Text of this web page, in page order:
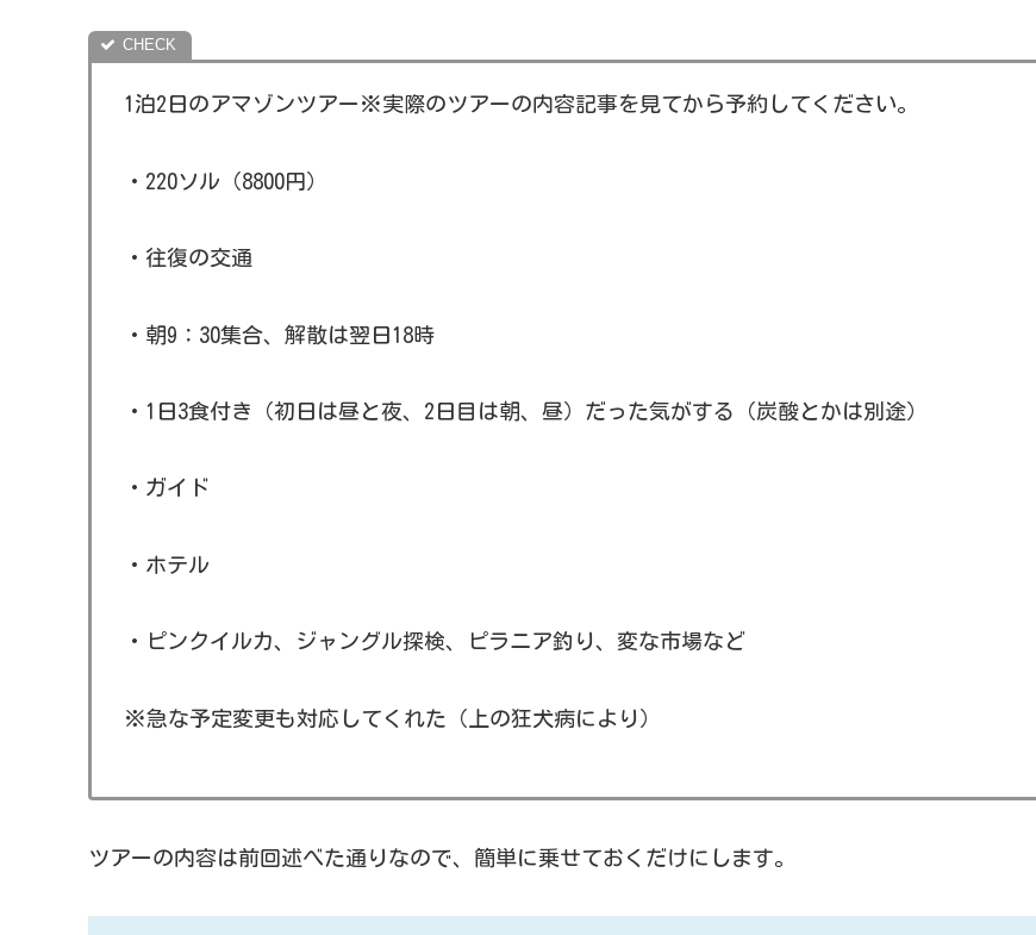
1泊2日のアマゾンツアー※実際のツアーの内容記事を見てから予約してください。
・220ソル（8800円）
・往復の交通
・朝9：30集合、解散は翌日18時
・1日3食付き（初日は昼と夜、2日目は朝、昼）だった気がする（炭酸とかは別途）
・ガイド
・ホテル
・ピンクイルカ、ジャングル探検、ピラニア釣り、変な市場など
※急な予定変更も対応してくれた（上の狂犬病により）
ツアーの内容は前回述べた通りなので、簡単に乗せておくだけにします。